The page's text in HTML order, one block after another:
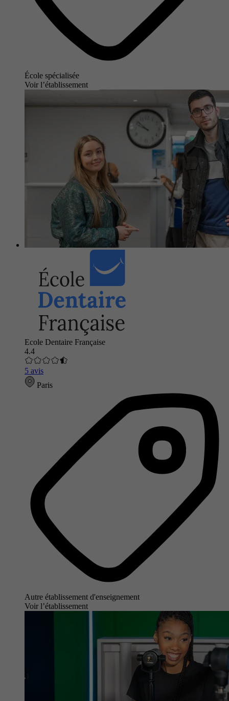
École spécialisée
Voir l’établissement
Ecole Dentaire Française
4.4
5 avis
Paris
Autre établissement d'enseignement
Voir l’établissement